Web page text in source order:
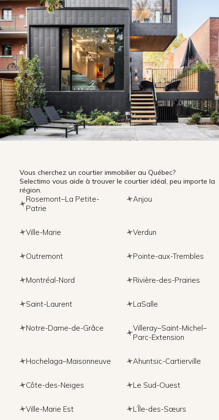
Vous cherchez un courtier immobilier au Québec?
Selectimo vous aide à trouver le courtier idéal, peu importe la
région.
Rosemont–La Petite-
Patrie
Anjou
Ville-Marie Verdun
Outremont Pointe-aux-Trembles
Montréal-Nord Rivière-des-Prairies
Saint-Laurent LaSalle
Notre-Dame-de-Grâce
Villeray–Saint-Michel–
Parc-Extension
Hochelaga–Maisonneuve Ahuntsic-Cartierville
Côte-des-Neiges Le Sud-Ouest
Ville-Marie Est L’Île-des-Sœurs